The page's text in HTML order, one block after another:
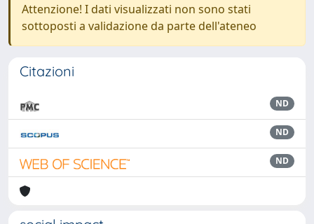
Attenzione! I dati visualizzati non sono stati
sottoposti a validazione da parte dell'ateneo
Citazioni
ND
ND
ND